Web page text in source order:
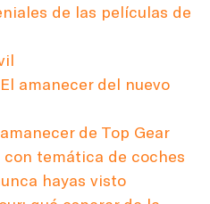
de las películas de
amanecer del nuevo
de Top Gear
con temática de coches
hayas visto